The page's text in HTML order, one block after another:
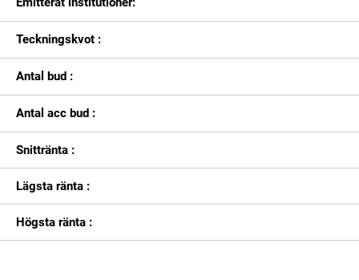
Teckningskvot :
Antal bud :
Antal acc bud :
Snittränta :
Lägsta ränta :
Högsta ränta :